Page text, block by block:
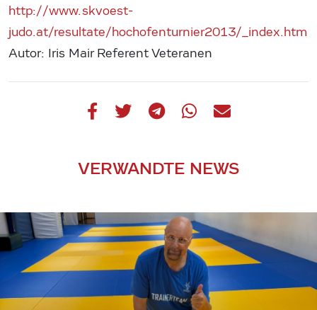
http://www.skvoest-
judo.at/resultate/hochofenturnier2013/_index.htm
Autor: Iris Mair Referent Veteranen
VERWANDTE NEWS